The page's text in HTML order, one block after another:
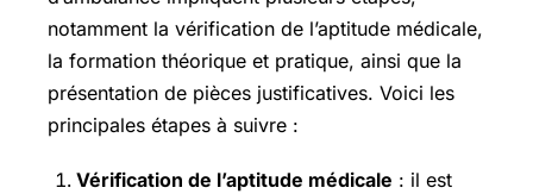
notamment la vérification de l’aptitude médicale,
la formation théorique et pratique, ainsi que la
présentation de pièces justificatives. Voici les
principales étapes à suivre :
Vérification de l’aptitude médicale : il est